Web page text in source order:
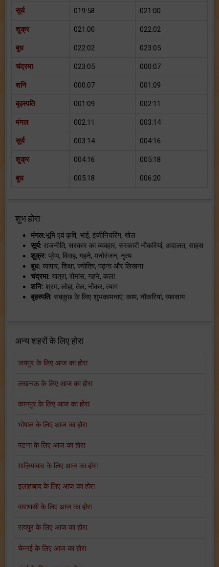
सूर्य 019:58 021:00
शुक्र 021:00 022:02
बुध 022:02 023:05
चंद्रमा 023:05 000:07
शनि 000:07 001:09
बृहस्पति 001:09 002:11
मंगल 002:11 003:14
सूर्य 003:14 004:16
शुक्र 004:16 005:18
बुध 005:18 006:20
शुभ होरा
मंगल:भूमि एवं कृषि, भाई, इंजीनियरिंग, खेल
सूर्य: राजनीति, सरकार का व्यवहार, सरकारी नौकरियां, अदालत, साहस
शुक्र: प्रेम, विवाह, गहने, मनोरंजन, नृत्य
बुध: व्यापार, शिक्षा, ज्योतिष, पढ़ना और लिखना
चंद्रमा: यात्रा, रोमांस, गहने, कला
शनि: श्रम, लोहा, तेल, नौकर, त्याग
बृहस्पति: सबकुछ के लिए शुभकामनाएं: काम, नौकरियां, व्यवसाय
अन्य शहरों के लिए होरा
जयपुर के लिए आज का होरा
लखनऊ के लिए आज का होरा
कानपुर के लिए आज का होरा
भोपाल के लिए आज का होरा
पटना के लिए आज का होरा
ग़ाज़ियाबाद के लिए आज का होरा
इलाहाबाद के लिए आज का होरा
वाराणसी के लिए आज का होरा
रायपुर के लिए आज का होरा
चेन्नई के लिए आज का होरा